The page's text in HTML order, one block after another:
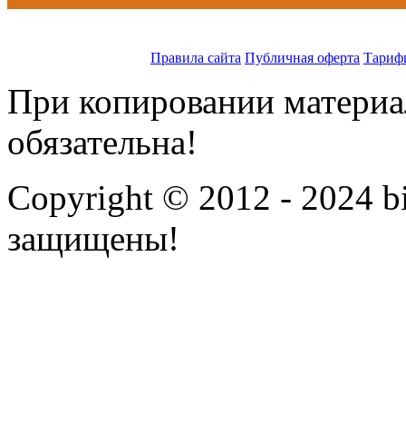
Правила сайта Публичная оферта
При копировании
обязательна!
Copyright © 2012 - 2024
защищены!